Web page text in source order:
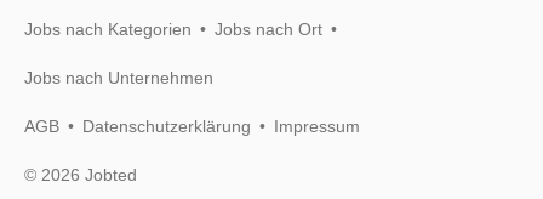
Jobs nach Kategorien Jobs nach Ort
Jobs nach Unternehmen
AGB Datenschutzerklärung Impressum
© 2026 Jobted